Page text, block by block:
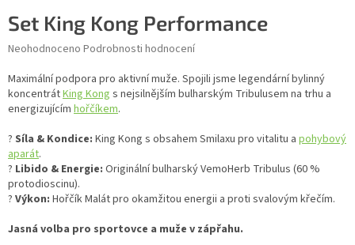
Set King Kong Performance
Průměrné hodnocení produktu je 0,0 z 5 hvězdiček.
Neohodnoceno Podrobnosti hodnocení
Maximální podpora pro aktivní muže. Spojili jsme legendární bylinný
koncentrátKing Kong s nejsilnějším bulharským Tribulusem na trhu a
energizujícím hořčíkem.
? Síla & Kondice: King Kong s obsahem Smilaxu pro vitalitu a pohybový
aparát.
? Libido & Energie: Originální bulharský VemoHerb Tribulus (60 %
protodioscinu).
? Výkon: Hořčík Malát pro okamžitou energii a proti svalovým křečím.
Jasná volba pro sportovce a muže v zápřahu.